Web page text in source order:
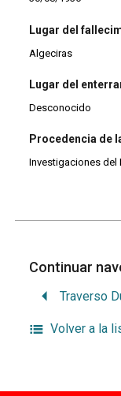
Lugar del
Algeciras
Lugar del
Desconocido
Procedencia de
Investigaciones del
Continuar
Volver a la